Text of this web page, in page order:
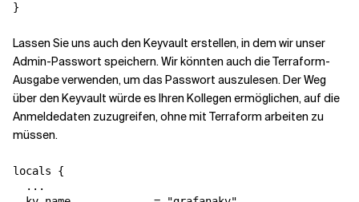
}
Lassen Sie uns auch den Keyvault erstellen, in dem wir unser
Admin-Passwort speichern. Wir könnten auch die Terraform-
Ausgabe verwenden, um das Passwort auszulesen. Der Weg
über den Keyvault würde es Ihren Kollegen ermöglichen, auf die
Anmeldedaten zuzugreifen, ohne mit Terraform arbeiten zu
müssen.
locals {
  ...